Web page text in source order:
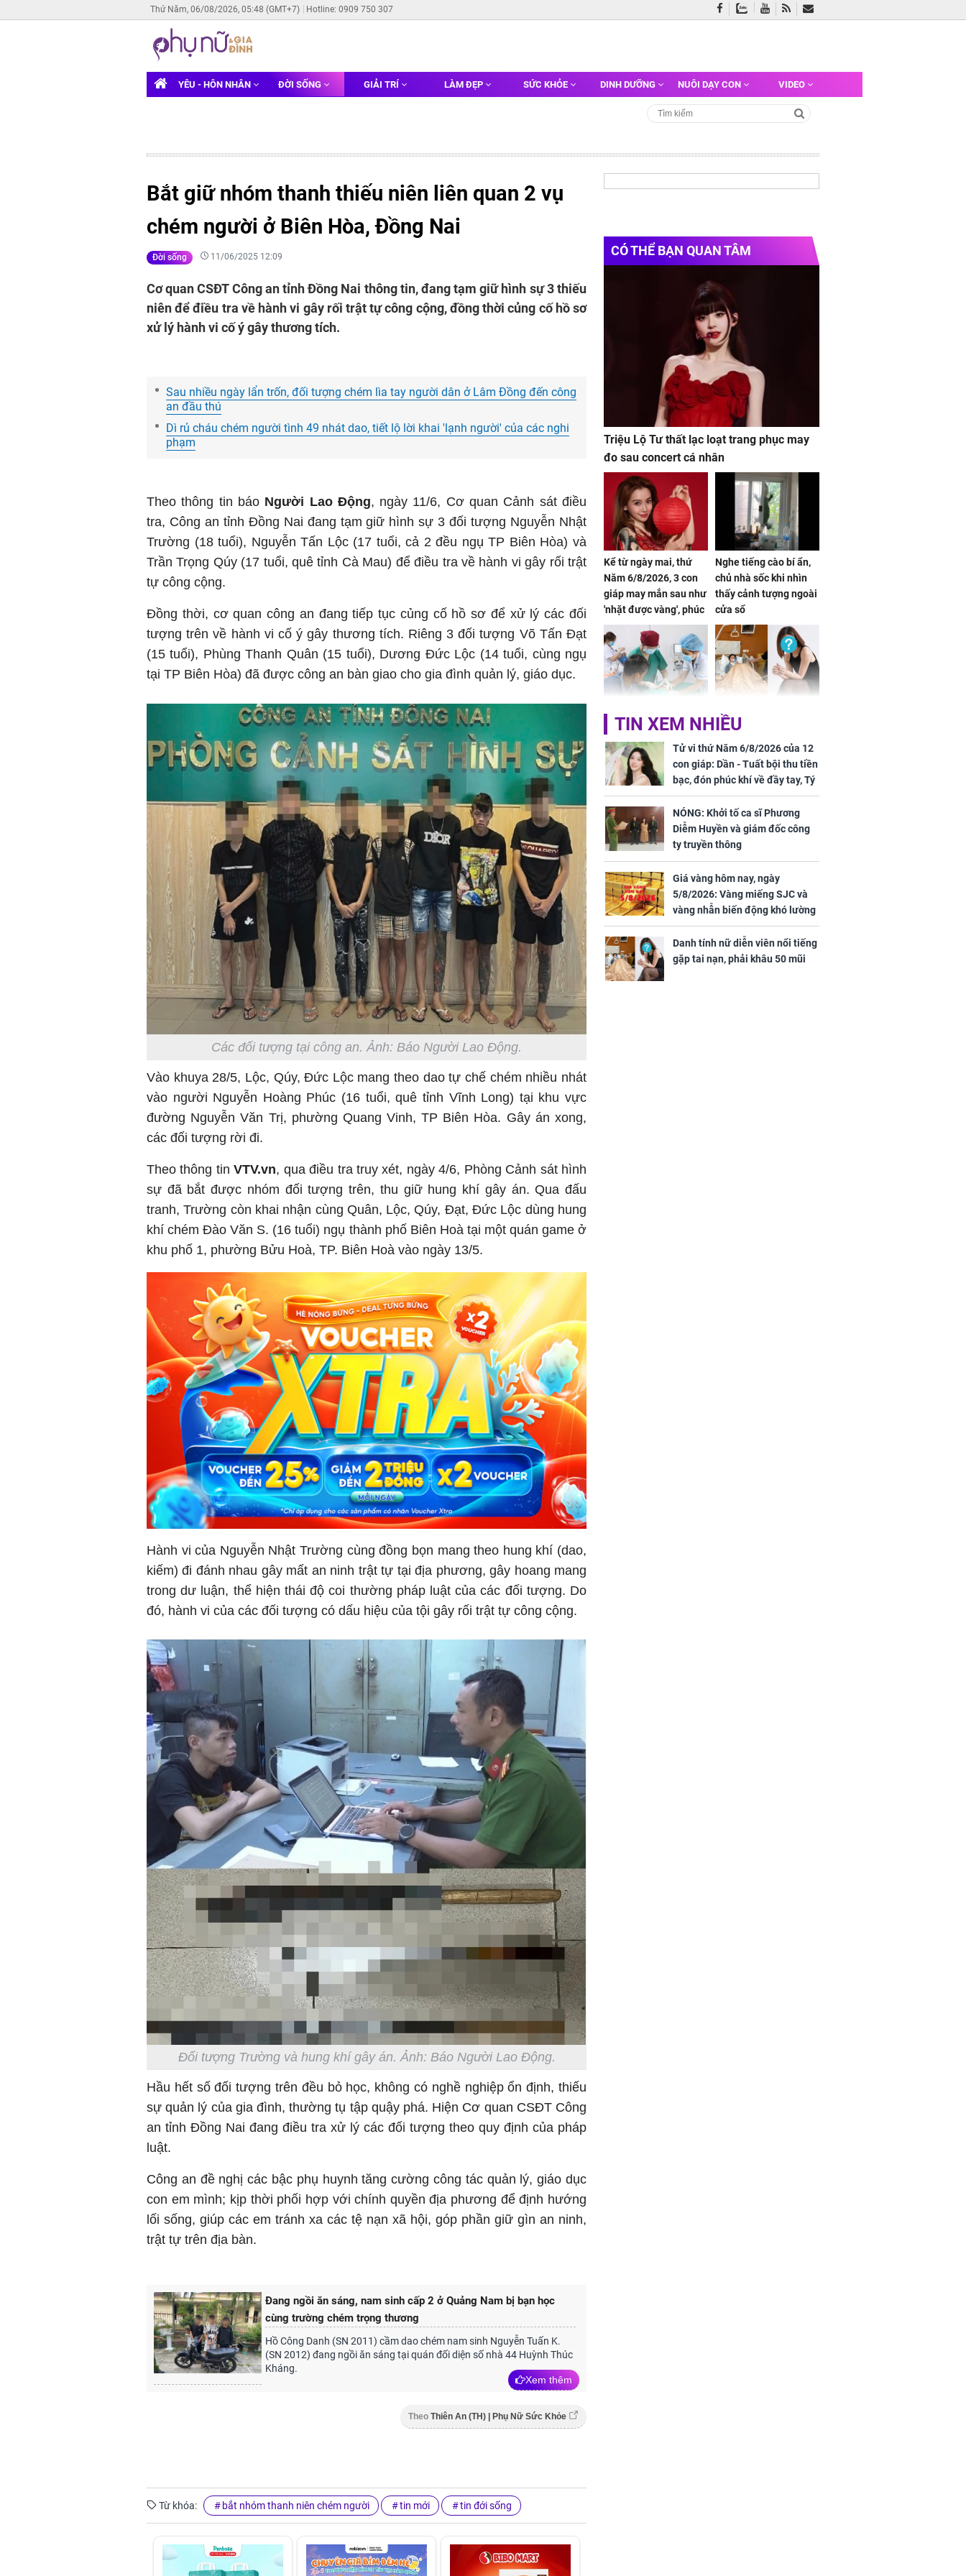
Thứ Năm, 06/08/2026, 05:48 (GMT+7) Hotline: 0909 750 307
YÊU - HÔN NHÂN ĐỜI SỐNG GIẢI TRÍ LÀM ĐẸP SỨC KHỎE DINH DƯỠNG NUÔI DẠY CON VIDEO
Bắt giữ nhóm thanh thiếu niên liên quan 2 vụ
chém người ở Biên Hòa, Đồng Nai
Đời sống 11/06/2025 12:09
Cơ quan CSĐT Công an tỉnh Đồng Nai thông tin, đang tạm giữ hình sự 3 thiếu
niên để điều tra về hành vi gây rối trật tự công cộng, đồng thời củng cố hồ sơ
xử lý hành vi cố ý gây thương tích.
Sau nhiều ngày lẩn trốn, đối tượng chém lìa tay người dân ở Lâm Đồng đến công
an đầu thú
Dì rủ cháu chém người tình 49 nhát dao, tiết lộ lời khai 'lạnh người' của các nghi
phạm
Theo thông tin báo Người Lao Động, ngày 11/6, Cơ quan Cảnh sát điều
tra, Công an tỉnh Đồng Nai đang tạm giữ hình sự 3 đối tượng Nguyễn Nhật
Trường (18 tuổi), Nguyễn Tấn Lộc (17 tuổi, cả 2 đều ngụ TP Biên Hòa) và
Trần Trọng Qúy (17 tuổi, quê tỉnh Cà Mau) để điều tra về hành vi gây rối trật
tự công cộng.
Đồng thời, cơ quan công an đang tiếp tục củng cố hồ sơ để xử lý các đối
tượng trên về hành vi cố ý gây thương tích. Riêng 3 đối tượng Võ Tấn Đạt
(15 tuổi), Phùng Thanh Quân (15 tuổi), Dương Đức Lộc (14 tuổi, cùng ngụ
tại TP Biên Hòa) đã được công an bàn giao cho gia đình quản lý, giáo dục.
Các đối tượng tại công an. Ảnh: Báo Người Lao Động.
Vào khuya 28/5, Lộc, Qúy, Đức Lộc mang theo dao tự chế chém nhiều nhát
vào người Nguyễn Hoàng Phúc (16 tuổi, quê tỉnh Vĩnh Long) tại khu vực
đường Nguyễn Văn Trị, phường Quang Vinh, TP Biên Hòa. Gây án xong,
các đối tượng rời đi.
Theo thông tin VTV.vn, qua điều tra truy xét, ngày 4/6, Phòng Cảnh sát hình
sự đã bắt được nhóm đối tượng trên, thu giữ hung khí gây án. Qua đấu
tranh, Trường còn khai nhận cùng Quân, Lộc, Qúy, Đạt, Đức Lộc dùng hung
khí chém Đào Văn S. (16 tuổi) ngụ thành phố Biên Hoà tại một quán game ở
khu phố 1, phường Bửu Hoà, TP. Biên Hoà vào ngày 13/5.
Hành vi của Nguyễn Nhật Trường cùng đồng bọn mang theo hung khí (dao,
kiếm) đi đánh nhau gây mất an ninh trật tự tại địa phương, gây hoang mang
trong dư luận, thể hiện thái độ coi thường pháp luật của các đối tượng. Do
đó, hành vi của các đối tượng có dấu hiệu của tội gây rối trật tự công cộng.
Đối tượng Trường và hung khí gây án. Ảnh: Báo Người Lao Động.
Hầu hết số đối tượng trên đều bỏ học, không có nghề nghiệp ổn định, thiếu
sự quản lý của gia đình, thường tụ tập quậy phá. Hiện Cơ quan CSĐT Công
an tỉnh Đồng Nai đang điều tra xử lý các đối tượng theo quy định của pháp
luật.
Công an đề nghị các bậc phụ huynh tăng cường công tác quản lý, giáo dục
con em mình; kịp thời phối hợp với chính quyền địa phương để định hướng
lối sống, giúp các em tránh xa các tệ nạn xã hội, góp phần giữ gìn an ninh,
trật tự trên địa bàn.
Đang ngồi ăn sáng, nam sinh cấp 2 ở Quảng Nam bị bạn học
cùng trường chém trọng thương
Hồ Công Danh (SN 2011) cầm dao chém nam sinh Nguyễn Tuấn K.
(SN 2012) đang ngồi ăn sáng tại quán đối diện số nhà 44 Huỳnh Thúc
Kháng.
Xem thêm
Theo Thiên An (TH) | Phụ Nữ Sức Khỏe
Từ khóa: bắt nhóm thanh niên chém người tin mới tin đới sống
CÓ THỂ BẠN QUAN TÂM
Triệu Lộ Tư thất lạc loạt trang phục may
đo sau concert cá nhân
Kể từ ngày mai, thứ
Năm 6/8/2026, 3 con
giáp may mắn sau như
'nhặt được vàng', phúc
khí tràn đầy, dễ giàu sụ
chỉ sau một đêm
Nghe tiếng cào bí ẩn,
chủ nhà sốc khi nhìn
thấy cảnh tượng ngoài
cửa sổ
Bé trai 2 tuổi biến
dạng gương mặt khi bị
chó hàng xóm cắn
Danh tính nữ diễn viên
nổi tiếng gặp tai nạn,
phải khâu 50 mũi
Hồ Ngọc Hà ví Lisa
như cô gái vùng quê ở
Thụy Điển
TIN XEM NHIỀU
Tử vi thứ Năm 6/8/2026 của 12
con giáp: Dần - Tuất bội thu tiền
bạc, đón phúc khí về đầy tay, Tý
- Mão công việc khó khăn, tiền
bạc đội nón ra đi
NÓNG: Khởi tố ca sĩ Phương
Diễm Huyền và giám đốc công
ty truyền thông
Giá vàng hôm nay, ngày
5/8/2026: Vàng miếng SJC và
vàng nhẫn biến động khó lường
Danh tính nữ diễn viên nổi tiếng
gặp tai nạn, phải khâu 50 mũi